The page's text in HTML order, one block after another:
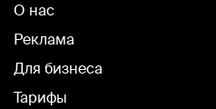
О нас
Реклама
Для бизнеса
Тарифы